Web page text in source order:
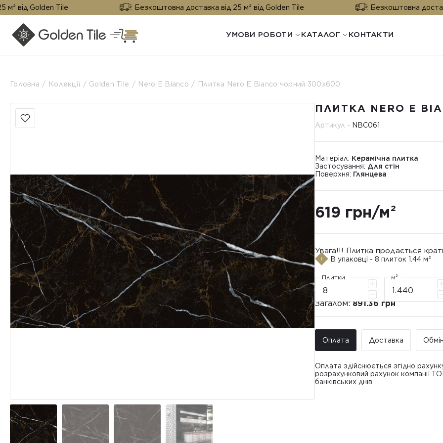
Tile Безкоштовна доставка від 25 м² від Golden Tile Безкоштовна доставка від 25
УМОВИ РОБОТИ КАТАЛОГ КОНТАКТИ
Головна Колекції Golden Tile Nero E Bianco Плитка Nero E Bianco чорний 300x600
ПЛИТКА NERO E
Артикул - NBС061
Матеріал: Керамічна плитка
Застосування: Для стін
Поверхня: Глянцева
619 грн/м²
Увага!!! Плитка продається
В упаковці - 8 плиток 1.44 м²
Плитки м²
Загалом:891.36 грн
Оплата Доставка Обмін
Оплата здійснюється згідно
розрахунковий рахунок компанії
банківських днів.